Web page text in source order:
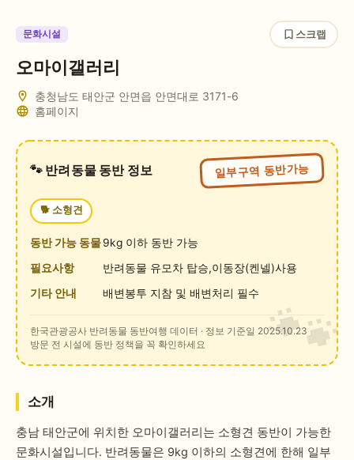
문화시설 스크랩
오마이갤러리
충청남도 태안군 안면읍 안면대로 3171-6
홈페이지
🐾 반려동물 동반 정보 일부구역 동반가능
🐕 소형견
동반 가능 동물9kg 이하 동반 가능
필요사항
반려동물 유모차 탑승,이동장(켄넬)사용
기타 안내
배변봉투 지참 및 배변처리 필수
한국관광공사 반려동물 동반여행 데이터 · 정보 기준일 2025.10.23
방문 전 시설에 동반 정책을 꼭 확인하세요
소개
충남 태안군에 위치한 오마이갤러리는 소형견 동반이 가능한
문화시설입니다. 반려동물은 9kg 이하의 소형견에 한해 일부